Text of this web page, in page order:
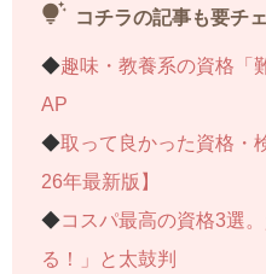
tips_and_updates コチラの記事も要チ
◆趣味・教養系の資格「
AP
◆取って良かった資格・
26年最新版】
◆コスパ最高の資格3選
る！」と太鼓判